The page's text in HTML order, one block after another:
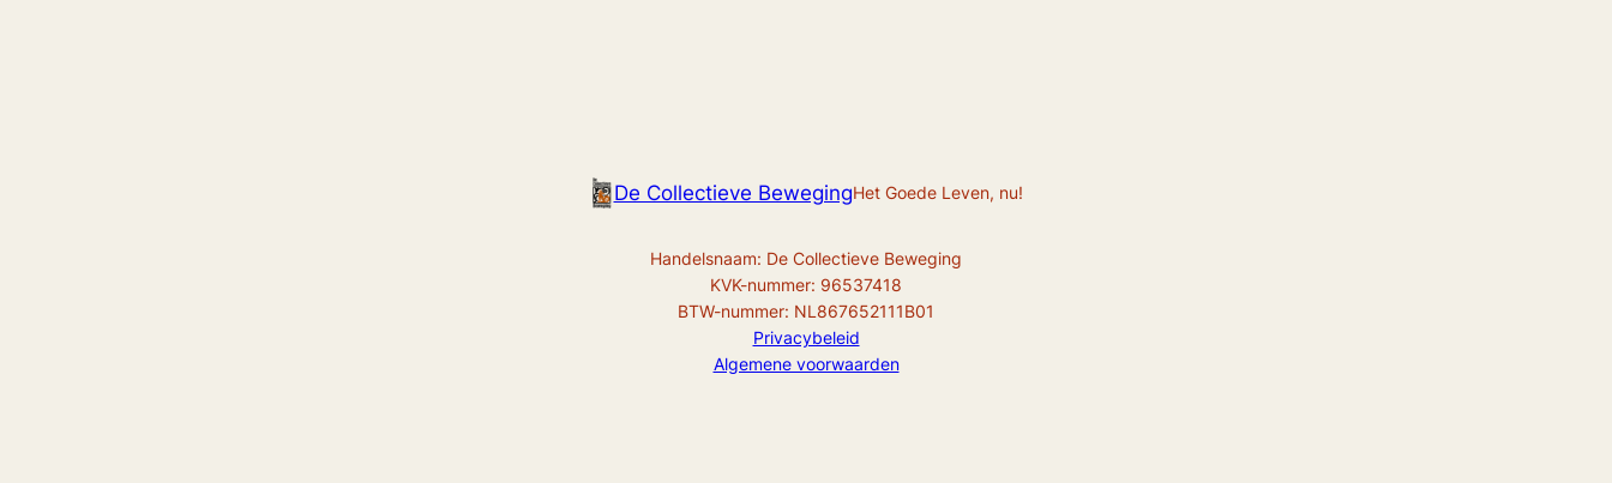
De Collectieve BewegingHet Goede Leven, nu!
Handelsnaam: De Collectieve Beweging
KVK-nummer: 96537418
BTW-nummer: NL867652111B01
Privacybeleid
Algemene voorwaarden